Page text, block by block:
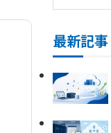
受託開発・
健康経営の
最新記事